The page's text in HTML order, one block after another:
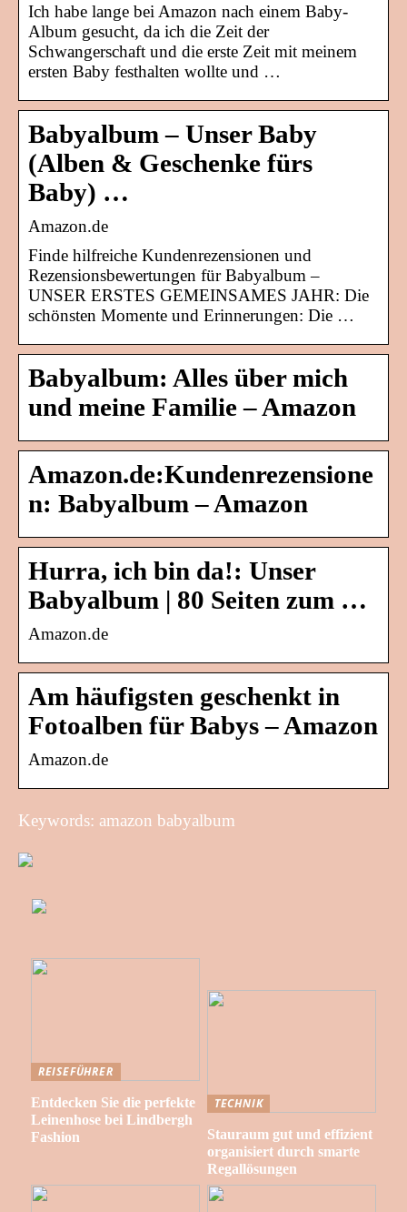
Ich habe lange bei Amazon nach einem Baby-
Album gesucht, da ich die Zeit der
Schwangerschaft und die erste Zeit mit meinem
ersten Baby festhalten wollte und …
Babyalbum – Unser Baby
(Alben & Geschenke fürs
Baby) …
Amazon.de
Finde hilfreiche Kundenrezensionen und
Rezensionsbewertungen für Babyalbum –
UNSER ERSTES GEMEINSAMES JAHR: Die
schönsten Momente und Erinnerungen: Die …
Babyalbum: Alles über mich
und meine Familie – Amazon
Amazon.de:Kundenrezensione
n: Babyalbum – Amazon
Hurra, ich bin da!: Unser
Babyalbum | 80 Seiten zum …
Amazon.de
Am häufigsten geschenkt in
Fotoalben für Babys – Amazon
Amazon.de
Keywords: amazon babyalbum
REISEFÜHRER
Entdecken Sie die perfekte
Leinenhose bei Lindbergh
Fashion
TECHNIK
Stauraum gut und effizient
organisiert durch smarte
Regallösungen